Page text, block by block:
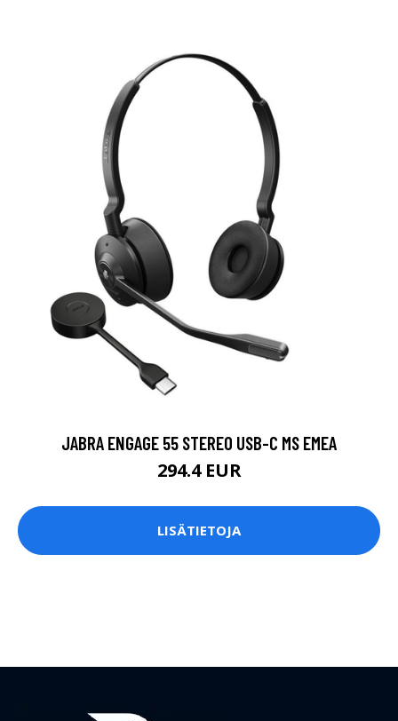
JABRA ENGAGE 55 STEREO USB-C MS EMEA
294.4 EUR
LISÄTIETOJA